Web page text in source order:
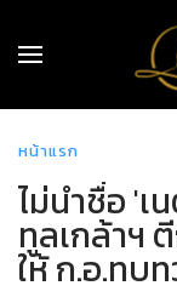
หน้าแรก
ไม่นำชื่อ 'เ
ทูลเกล้าฯ
ให้ ก.อ.ทบ